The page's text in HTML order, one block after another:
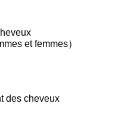
et femmes）
des cheveux